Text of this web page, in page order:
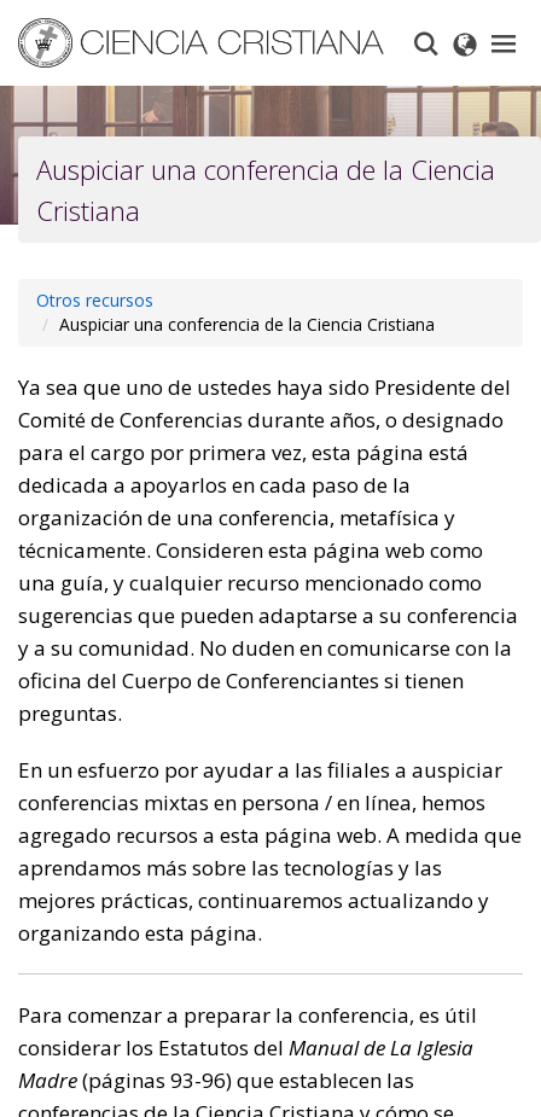
main
content
Auspiciar una conferencia de la Ciencia
Cristiana
Otros recursos
Auspiciar una conferencia de la Ciencia Cristiana
Ya sea que uno de ustedes haya sido Presidente del
Comité de Conferencias durante años, o designado
para el cargo por primera vez, esta página está
dedicada a apoyarlos en cada paso de la
organización de una conferencia, metafísica y
técnicamente. Consideren esta página web como
una guía, y cualquier recurso mencionado como
sugerencias que pueden adaptarse a su conferencia
y a su comunidad. No duden en comunicarse con la
oficina del Cuerpo de Conferenciantes si tienen
preguntas.
En un esfuerzo por ayudar a las filiales a auspiciar
conferencias mixtas en persona / en línea, hemos
agregado recursos a esta página web. A medida que
aprendamos más sobre las tecnologías y las
mejores prácticas, continuaremos actualizando y
organizando esta página.
Para comenzar a preparar la conferencia, es útil
considerar los Estatutos del Manual de La Iglesia
Madre(páginas 93-96) que establecen las